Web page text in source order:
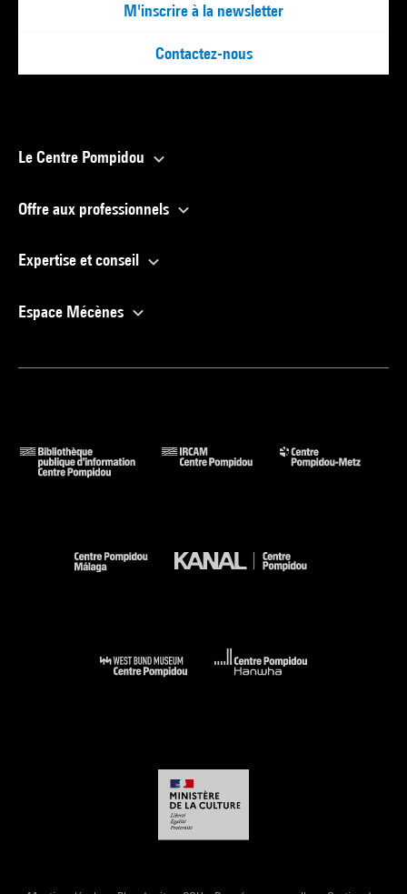
M'inscrire à la newsletter
Contactez-nous
Le Centre Pompidou
Offre aux professionnels
Expertise et conseil
Espace Mécènes